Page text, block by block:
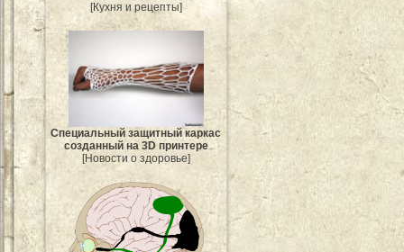
[Кухня и рецепты]
Специальный защитный каркас
созданный на 3D принтере
[Новости о здоровье]